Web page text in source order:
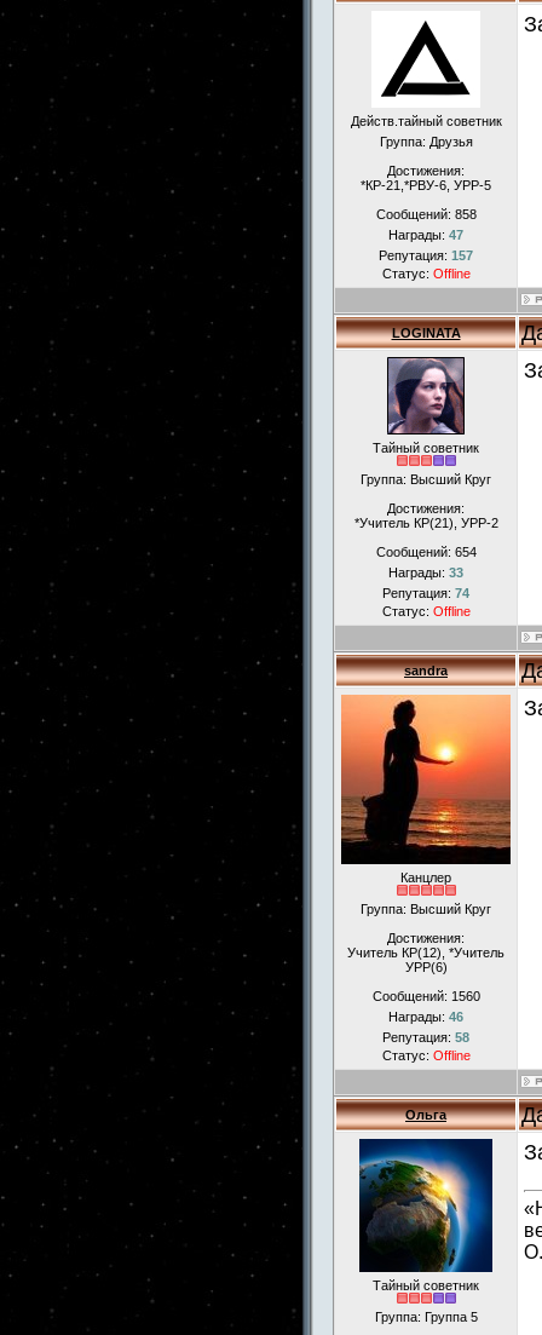
Действ.тайный советник
Группа: Друзья
Достижения:
*КР-21,*РВУ-6, УРР-5
Сообщений: 858
Награды: 47
Репутация: 157
Статус: Offline
LOGINATA
Тайный советник
Группа: Высший Круг
Достижения:
*Учитель КР(21), УРР-2
Сообщений: 654
Награды: 33
Репутация: 74
Статус: Offline
sandra
Канцлер
Группа: Высший Круг
Достижения:
Учитель КР(12), *Учитель
УРР(6)
Сообщений: 1560
Награды: 46
Репутация: 58
Статус: Offline
Ольга
Тайный советник
Группа: Группа 5